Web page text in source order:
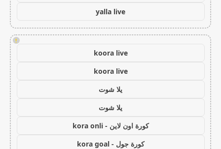
yalla live
!
koora live
koora live
يلا شوت
يلا شوت
كورة اون لاين - kora onli
كورة جول - kora goal